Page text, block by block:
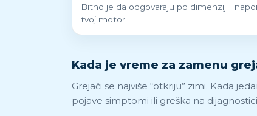
Bitno je da odgovaraju po dimenziji i
tvoj motor.
Kada je vreme za zamenu
Grejači se najviše “otkriju” zimi. Kada
pojave simptomi ili greška na